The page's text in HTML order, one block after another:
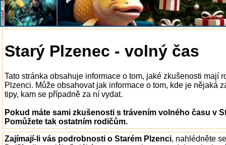
Starý Plzenec - volný čas
Tato stránka obsahuje informace o tom, jaké zkušenosti mají
Plzenci. Může obsahovat jak informace o tom, kde je nějaká
tipy, kam se případně za ní vydat.
Pokud máte sami zkušenosti s trávením volného času v
Pomůžete tak ostatním rodičům.
Zajímají-li vás podrobnosti o Starém Plzenci, nahlédněte